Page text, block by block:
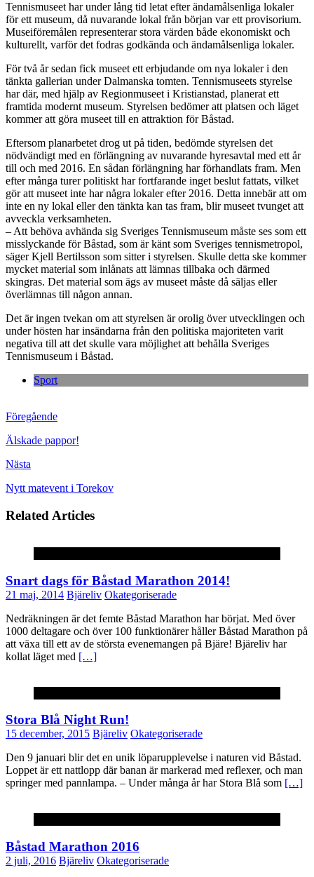
Tennismuseet har under lång tid letat efter ändamålsenliga lokaler
för ett museum, då nuvarande lokal från början var ett provisorium.
Museiföremålen representerar stora värden både ekonomiskt och
kulturellt, varför det fodras godkända och ändamålsenliga lokaler.
För två år sedan fick museet ett erbjudande om nya lokaler i den
tänkta gallerian under Dalmanska tomten. Tennismuseets styrelse
har där, med hjälp av Regionmuseet i Kristianstad, planerat ett
framtida modernt museum. Styrelsen bedömer att platsen och läget
kommer att göra museet till en attraktion för Båstad.
Eftersom planarbetet drog ut på tiden, bedömde styrelsen det
nödvändigt med en förlängning av nuvarande hyresavtal med ett år
till och med 2016. En sådan förlängning har förhandlats fram. Men
efter många turer politiskt har fortfarande inget beslut fattats, vilket
gör att museet inte har några lokaler efter 2016. Detta innebär att om
inte en ny lokal eller den tänkta kan tas fram, blir museet tvunget att
avveckla verksamheten.
– Att behöva avhända sig Sveriges Tennismuseum måste ses som ett
misslyckande för Båstad, som är känt som Sveriges tennismetropol,
säger Kjell Bertilsson som sitter i styrelsen. Skulle detta ske kommer
mycket material som inlånats att lämnas tillbaka och därmed
skingras. Det material som ägs av museet måste då säljas eller
överlämnas till någon annan.
Det är ingen tvekan om att styrelsen är orolig över utvecklingen och
under hösten har insändarna från den politiska majoriteten varit
negativa till att det skulle vara möjlighet att behålla Sveriges
Tennismuseum i Båstad.
Sport
Föregående
Älskade pappor!
Nästa
Nytt matevent i Torekov
Related Articles
Snart dags för Båstad Marathon 2014!
21 maj, 2014 Bjäreliv Okategoriserade
Nedräkningen är det femte Båstad Marathon har börjat. Med över
1000 deltagare och över 100 funktionärer håller Båstad Marathon på
att växa till ett av de största evenemangen på Bjäre! Bjäreliv har
kollat läget med […]
Stora Blå Night Run!
15 december, 2015 Bjäreliv Okategoriserade
Den 9 januari blir det en unik löparupplevelse i naturen vid Båstad.
Loppet är ett nattlopp där banan är markerad med reflexer, och man
springer med pannlampa. – Under många år har Stora Blå som […]
Båstad Marathon 2016
2 juli, 2016 Bjäreliv Okategoriserade